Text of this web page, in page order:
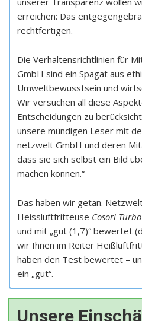
erreichen: Das
rechtfertigen.
Die Verhaltensrichtlinien für
GmbH sind ein Spagat aus
Umweltbewusstsein und
Wir versuchen all diese
Entscheidungen zu
unsere mündigen Leser mit
netzwelt GmbH und deren
dass sie sich selbst ein Bild
machen können.“
Das haben wir getan.
Heissluftfritteuse Cosori
und mit „gut (1,7)“ bewertet
wir Ihnen im Reiter
haben den Test bewertet –
ein „gut“.
Unsere